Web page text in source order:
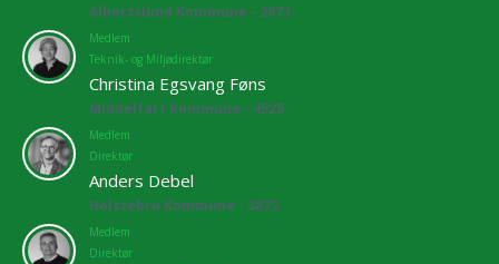
Albertslund Kommune - 2673
Medlem
Teknik- og Miljødirektør
Christina Egsvang Føns
Middelfart Kommune - 4525
Medlem
Direktør
Anders Debel
Holstebro Kommune - 3872
Medlem
Direktør